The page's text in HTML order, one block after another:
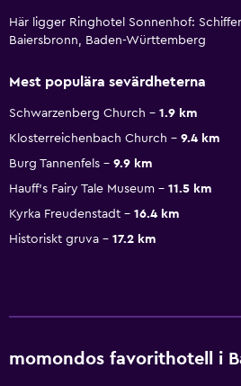
Här ligger Ringhotel Sonnenhof:
Baiersbronn, Baden-Württemberg
Mest populära sevärdheterna
Schwarzenberg Church
1.9 km
Klosterreichenbach Church
9.4 km
Burg Tannenfels
9.9 km
Hauff's Fairy Tale Museum
11.5 km
Kyrka Freudenstadt
16.4 km
Historiskt gruva
17.2 km
momondos favorithotell i